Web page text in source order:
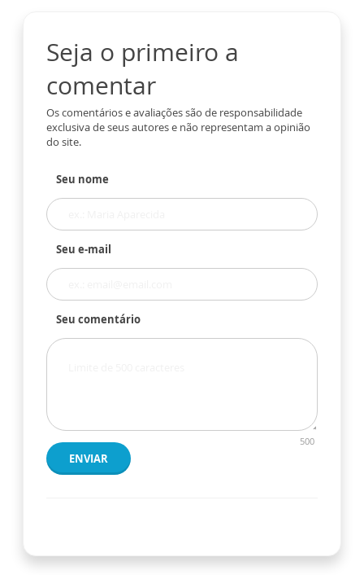
Seja o primeiro a
comentar
Os comentários e avaliações são de responsabilidade
exclusiva de seus autores e não representam a opinião
do site.
Seu nome
Seu e-mail
Seu comentário
500
ENVIAR